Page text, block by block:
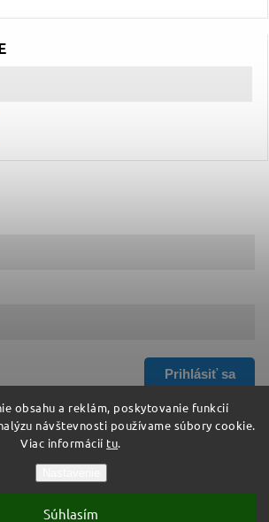
obsahu a reklám, poskytovanie funkcií
návštevnosti používame súbory cookie.
Viac informácií tu.
Súhlasím
Prihlásiť sa
Hurá do školy. Všetky práva vyhradené.
Upraviť nastavenie cookies